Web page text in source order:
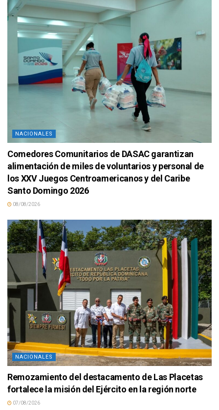
NACIONALES
Comedores Comunitarios de DASAC garantizan
alimentación de miles de voluntarios y personal de
los XXV Juegos Centroamericanos y del Caribe
Santo Domingo 2026
08/08/2026
NACIONALES
Remozamiento del destacamento de Las Placetas
fortalece la misión del Ejército en la región norte
07/08/2026